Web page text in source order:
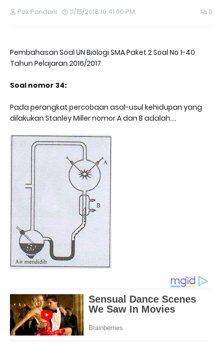
Pak Pandani 11/15/2018 10:41:00 PM 0
Pembahasan Soal UN Biologi SMA Paket 2 Soal No 1-40
Tahun Pelajaran 2016/2017
Soal nomor 34:
Pada perangkat percobaan asal-usul kehidupan yang
dilakukan Stanley Miller nomor A dan B adalah....